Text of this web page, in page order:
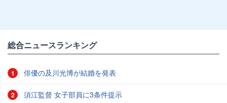
総合ニュースランキング
1 俳優の及川光博が結婚を発表
2 須江監督 女子部員に3条件提示